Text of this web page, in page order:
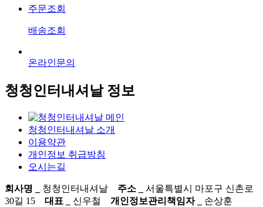
주문조회
배송조회
온라인문의
청청인터내셔날 정보
청청인터내셔날 소개
이용약관
개인정보 취급방침
오시는길
회사명 _ 청청인터내셔날 주소 _
서울특별시 마포구 신촌로
30길 15
대표 _ 신우철 개인정보관리책임자 _ 손상훈